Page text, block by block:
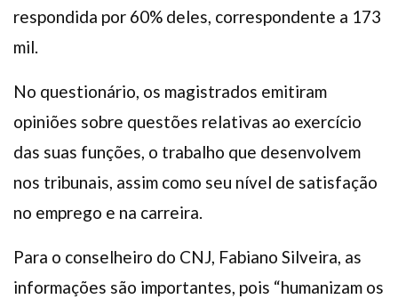
respondida por 60% deles, correspondente a 173
mil.
No questionário, os magistrados emitiram
opiniões sobre questões relativas ao exercício
das suas funções, o trabalho que desenvolvem
nos tribunais, assim como seu nível de satisfação
no emprego e na carreira.
Para o conselheiro do CNJ, Fabiano Silveira, as
informações são importantes, pois “humanizam os